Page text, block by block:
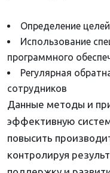
Определение
Использование
программного
Регулярная
сотрудников
Данные методы и
эффективную
повысить
контролируя